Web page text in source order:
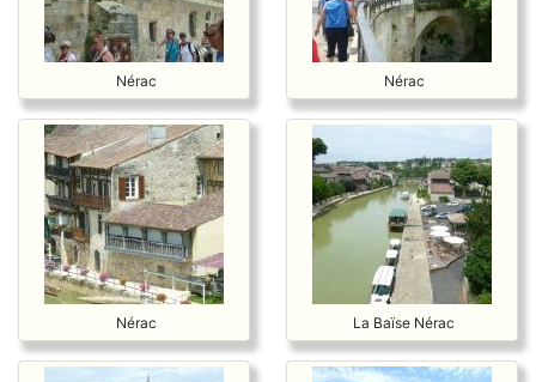
Nérac Nérac
Nérac La Baïse Nérac